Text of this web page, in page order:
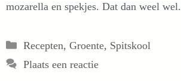
mozarella en spekjes. Dat dan weel wel.
Categorieën
Recepten, Groente, Spitskool
Plaats een reactie